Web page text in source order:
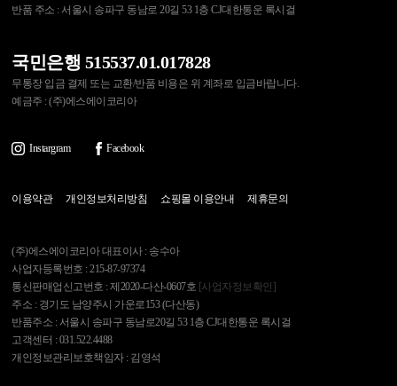
반품 주소 : 서울시 송파구 동남로 20길 53 1층 CJ대한통운 록시걸
국민은행 515537.01.017828
무통장 입금 결제 또는 교환/반품 비용은 위 계좌로 입금바랍니다.
예금주 : (주)에스에이코리아
Instargram Facebook
이용약관 개인정보처리방침 쇼핑몰 이용안내 제휴문의
(주)에스에이코리아 대표이사 : 송수아
사업자등록번호 : 215-87-97374
통신판매업신고번호 : 제2020-다산-0607호 [사업자정보확인]
주소 : 경기도 남양주시 가운로153 (다산동)
반품주소 : 서울시 송파구 동남로20길 53 1층 CJ대한통운 록시걸
고객센터 : 031.522.4488
개인정보관리보호책임자 : 김영석